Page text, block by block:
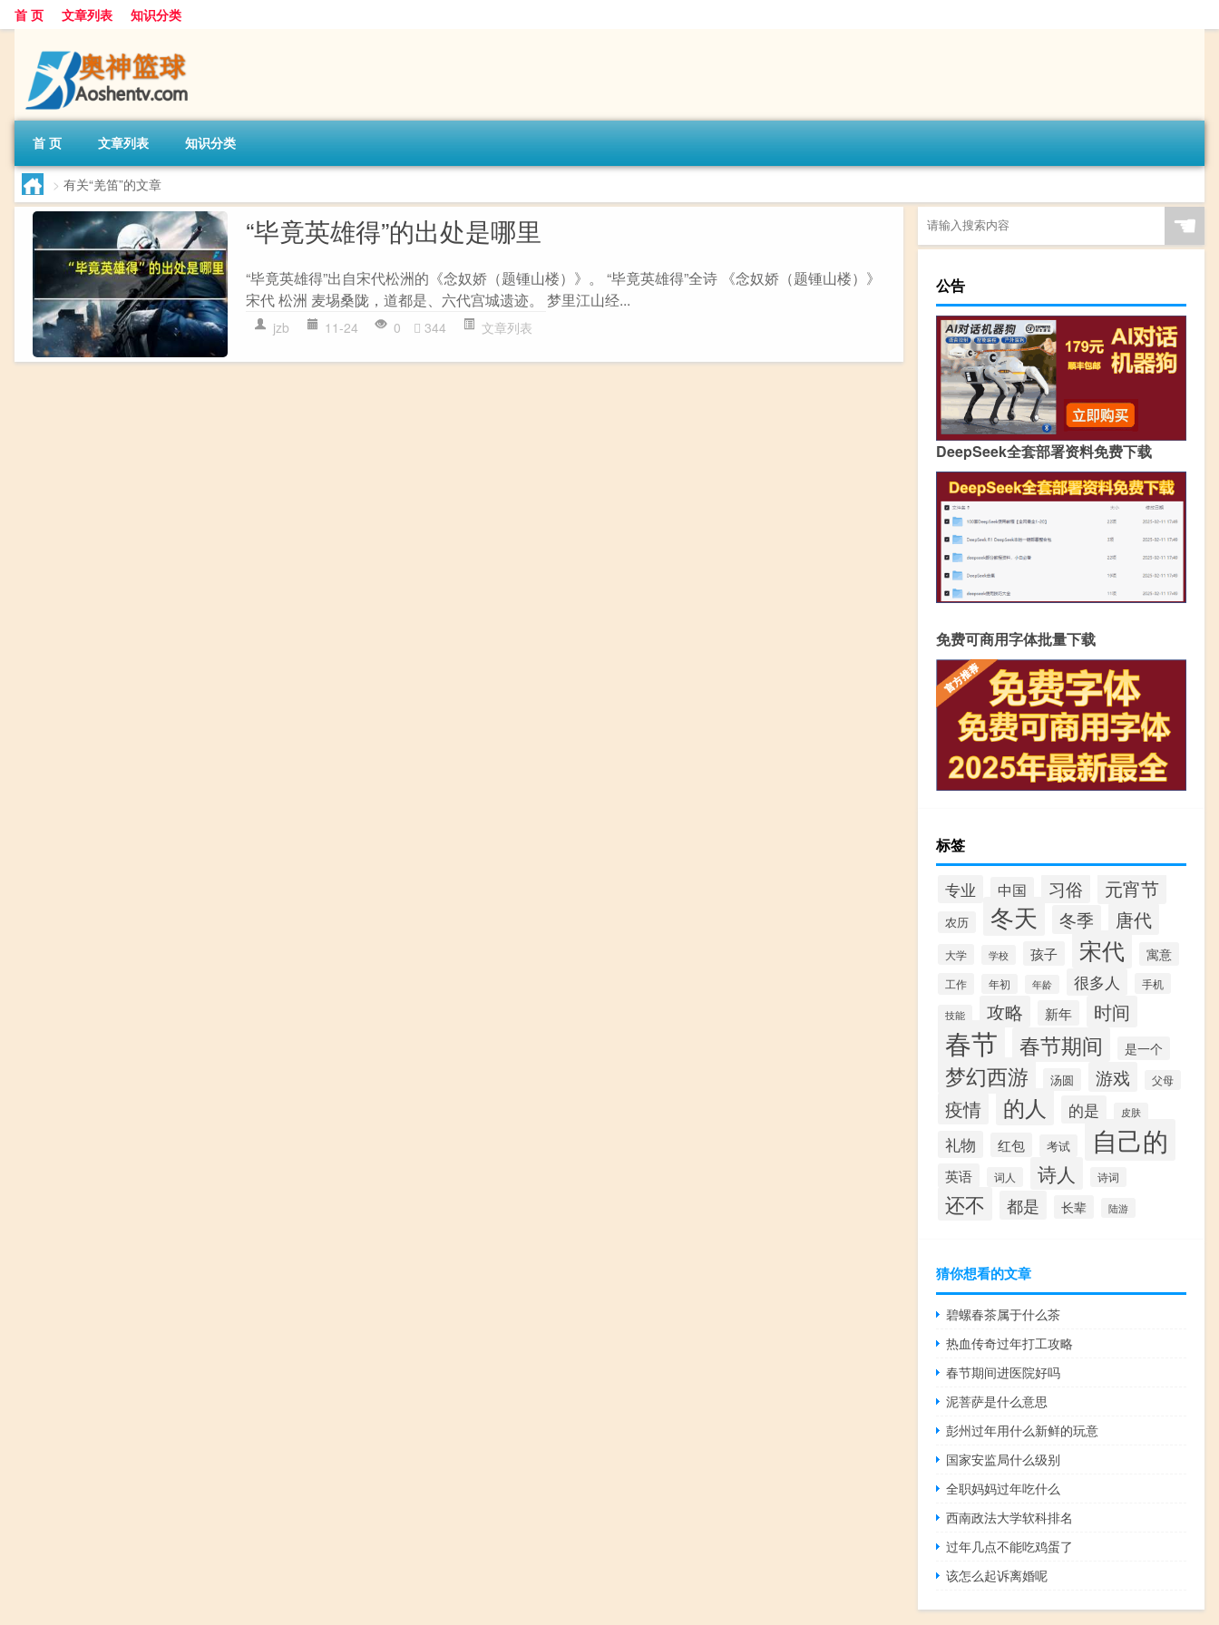
首 页 文章列表 知识分类
首 页 文章列表 知识分类
> 有关“羌笛”的文章
“毕竟英雄得”的出处是哪里
“毕竟英雄得”出自宋代松洲的《念奴娇（题锺山楼）》。 “毕竟英雄得”全诗 《念奴娇（题锺山楼）》
宋代 松洲 麦埸桑陇，道都是、六代宫城遗迹。 梦里江山经...
jzb 11-24 0 344 文章列表
☚
公告
DeepSeek全套部署资料免费下载
免费可商用字体批量下载
标签
专业 中国 习俗 元宵节
农历 冬天 冬季 唐代
大学 学校 孩子 宋代 寓意
工作 年初 年龄 很多人 手机
技能 攻略 新年 时间
春节 春节期间 是一个
梦幻西游 汤圆 游戏 父母
疫情 的人 的是 皮肤
礼物 红包 考试 自己的
英语 词人 诗人 诗词
还不 都是 长辈 陆游
猜你想看的文章
碧螺春茶属于什么茶
热血传奇过年打工攻略
春节期间进医院好吗
泥菩萨是什么意思
彭州过年用什么新鲜的玩意
国家安监局什么级别
全职妈妈过年吃什么
西南政法大学软科排名
过年几点不能吃鸡蛋了
该怎么起诉离婚呢